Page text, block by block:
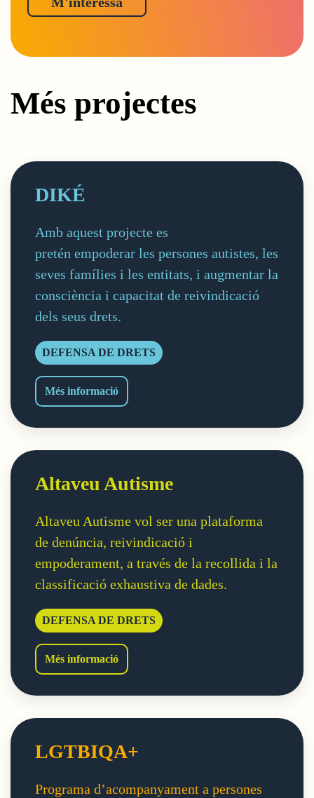
Més projectes
DIKÉ
Amb aquest projecte es
pretén empoderar les persones autistes, les
seves famílies i les entitats, i augmentar la
consciència i capacitat de reivindicació
dels seus drets.
DEFENSA DE DRETS
Més informacióDIKÉ
Altaveu Autisme
Altaveu Autisme vol ser una plataforma
de denúncia, reivindicació i
empoderament, a través de la recollida i la
classificació exhaustiva de dades.
DEFENSA DE DRETS
Més informacióAltaveu Autisme
LGTBIQA+
Programa d’acompanyament a persones